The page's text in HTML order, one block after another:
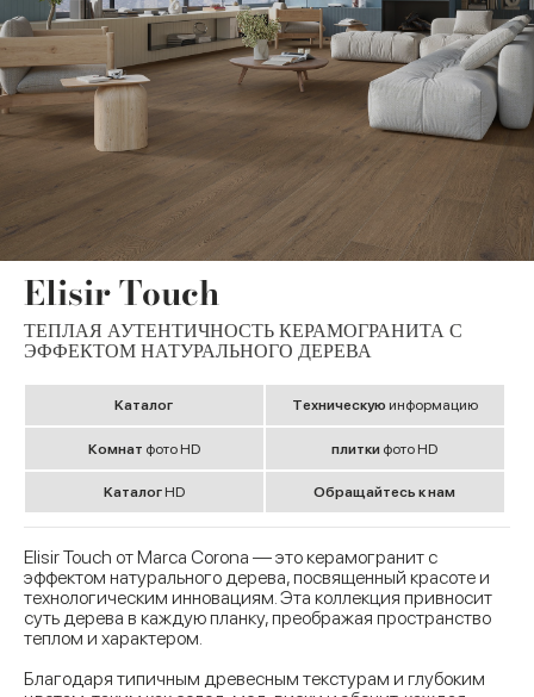
Elisir Touch
ТЕПЛАЯ АУТЕНТИЧНОСТЬ КЕРАМОГРАНИТА С
ЭФФЕКТОМ НАТУРАЛЬНОГО ДЕРЕВА
Kаталог Tехническую информацию
Комнат фото HD плитки фото HD
Kаталог HD Обращайтесь к нам
Elisir Touch от Marca Corona — это керамогранит с
эффектом натурального дерева, посвященный красоте и
технологическим инновациям. Эта коллекция привносит
суть дерева в каждую планку, преображая пространство
теплом и характером.
Благодаря типичным древесным текстурам и глубоким